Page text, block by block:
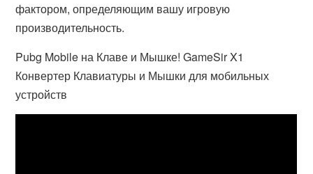
фактором, определяющим вашу игровую
производительность.
Pubg Mobile на Клаве и Мышке! GameSir X1
Конвертер Клавиатуры и Мышки для мобильных
устройств